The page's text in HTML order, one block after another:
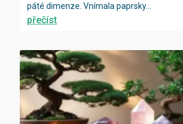
páté dimenze. Vnímala paprsky...
přečíst